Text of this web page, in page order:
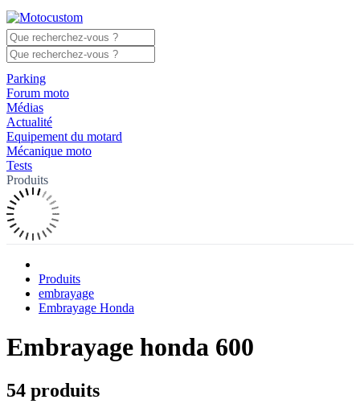
Parking
Forum moto
Médias
Actualité
Equipement du motard
Mécanique moto
Tests
Produits
Produits
embrayage
Embrayage Honda
Embrayage honda 600
54 produits